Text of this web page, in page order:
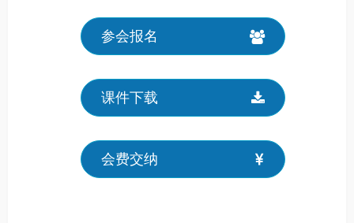
参会报名
课件下载
会费交纳